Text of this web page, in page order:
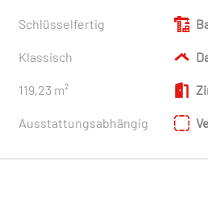
Schlüsselfertig
Klassisch
119,23 m²
Ausstattungsabhängig